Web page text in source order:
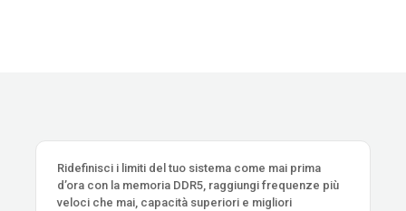
Ridefinisci i limiti del tuo sistema come mai prima
d’ora con la memoria DDR5, raggiungi frequenze più
veloci che mai, capacità superiori e migliori